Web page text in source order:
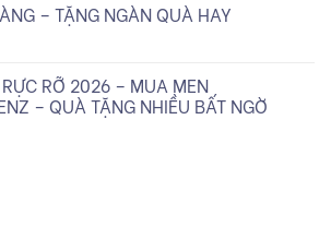
– TẶNG NGÀN QUÀ HAY
RỠ 2026 – MUA MEN
– QUÀ TẶNG NHIỀU BẤT NGỜ